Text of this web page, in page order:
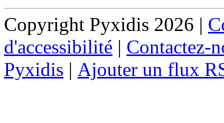
Copyright Pyxidis 2026 |
d'accessibilité | Contactez-
Pyxidis | Ajouter un flux